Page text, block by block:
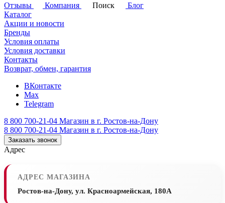
Отзывы
Компания Поиск
Блог
Каталог
Акции и новости
Бренды
Условия оплаты
Условия доставки
Контакты
Возврат, обмен, гарантия
ВКонтакте
Max
Telegram
8 800 700-21-04 Магазин в г. Ростов-на-Дону
8 800 700-21-04 Магазин в г. Ростов-на-Дону
Заказать звонок
Адрес
АДРЕС МАГАЗИНА
Ростов-на-Дону, ул. Красноармейская, 180А